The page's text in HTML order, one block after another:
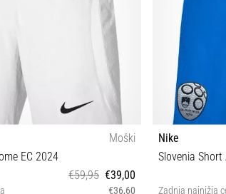
Moški
EC 2024
€59,95 €39,00
€36,60
Nike
Slovenia Short
Zadnja najnižja